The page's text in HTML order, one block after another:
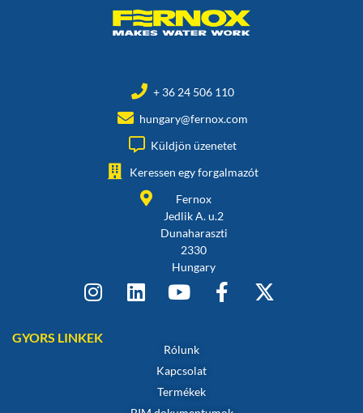
+ 36 24 506 110
hungary@fernox.com
Küldjön üzenetet
Keressen egy forgalmazót
Fernox
Jedlik A. u.2
Dunaharaszti
2330
Hungary
GYORS LINKEK
Rólunk
Kapcsolat
Termékek